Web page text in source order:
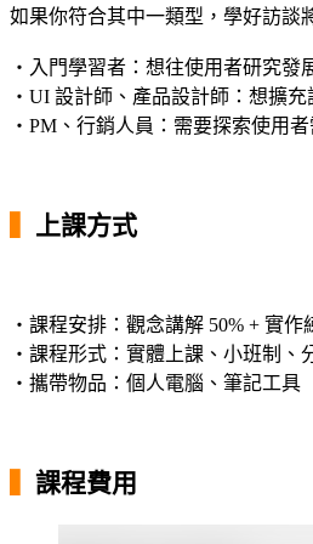
如果你符合其中一類型，學好訪談
・入門學習者：想往使用者研究
・UI 設計師、產品設計師：想擴
・PM、行銷人員：需要探索使用
上課方式
・課程安排：觀念講解 50% + 實作
・課程形式：實體上課、小班制、
・攜帶物品：個人電腦、筆記工具
課程費用